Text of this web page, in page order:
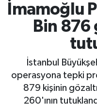
İmamoğlu
Bin 876
İstanbul
operasyona tepki
879 kişinin
260'ının
DOĞA
EĞİTİM
EKONOMİ
Hakkâri Trafik
Süper Lig Puan
Tüm Manşetler
Son Dakika